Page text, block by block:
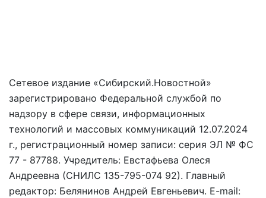
Сетевое издание «Сибирский.Новостной»
зарегистрировано Федеральной службой по
надзору в сфере связи, информационных
технологий и массовых коммуникаций 12.07.2024
г., регистрационный номер записи: серия ЭЛ № ФС
77 - 87788. Учредитель: Евстафьева Олеся
Андреевна (СНИЛС 135-795-074 92). Главный
редактор: Белянинов Андрей Евгеньевич. E-mail: